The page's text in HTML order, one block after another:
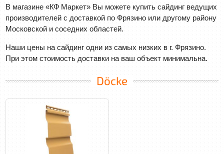
В магазине «КФ Маркет» Вы можете купить сайдинг ведущих
производителей с доставкой по Фрязино или другому району
Московской и соседних областей.
Наши цены на сайдинг одни из самых низких в г. Фрязино.
При этом стоимость доставки на ваш объект минимальна.
Döcke